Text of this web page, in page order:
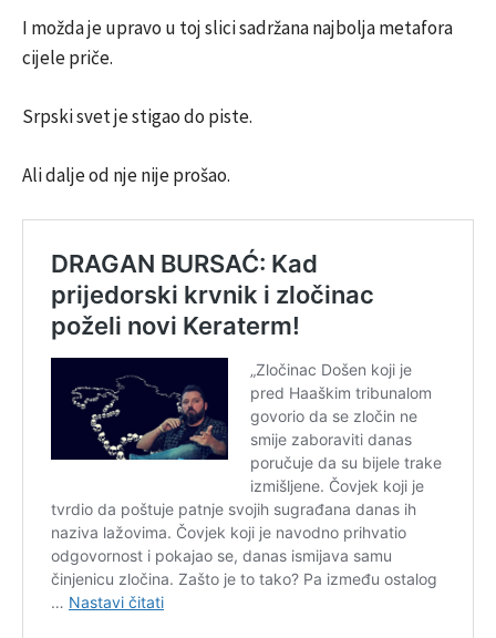
I možda je upravo u toj slici sadržana najbolja metafora
cijele priče.
Srpski svet je stigao do piste.
Ali dalje od nje nije prošao.